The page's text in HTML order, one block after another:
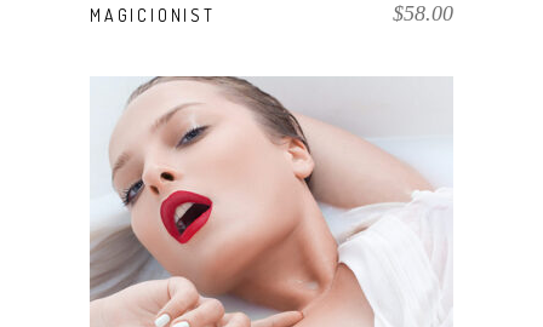
MAGICIONIST $58.00
AÑADIR AL CARRITO